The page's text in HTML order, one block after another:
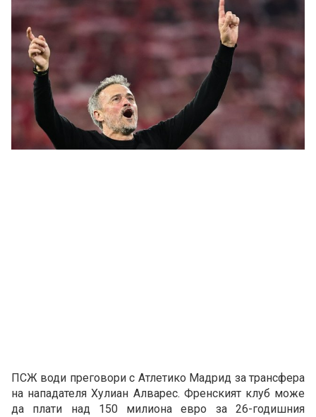
ПСЖ води преговори с Атлетико Мадрид за трансфера
на нападателя Хулиан Алварес. Френският клуб може
да плати над 150 милиона евро за 26-годишния